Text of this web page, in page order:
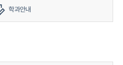
학과안내